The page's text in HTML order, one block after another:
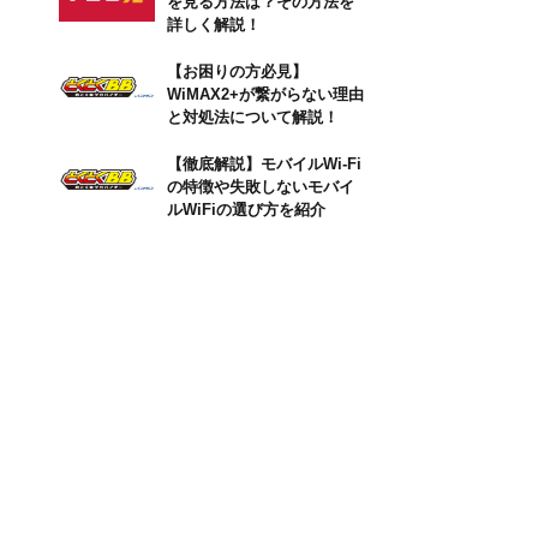
詳しく解説！
【お困りの方必見】
WiMAX2+が繋がらない理由
と対処法について解説！
【徹底解説】モバイルWi-Fi
の特徴や失敗しないモバイ
ルWiFiの選び方を紹介